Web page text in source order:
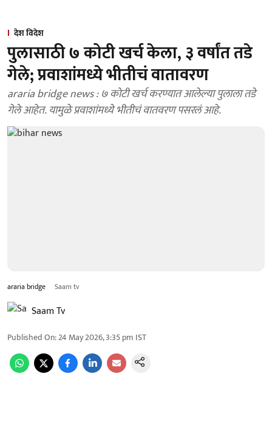
देश विदेश
पुलासाठी ७ कोटी खर्च केला, ३ वर्षांत तडे
गेले; प्रवाशांमध्ये भीतीचं वातावरण
araria bridge news : ७ कोटी खर्च करण्यात आलेल्या पुलाला तडे
गेले आहेत. यामुळे प्रवाशांमध्ये भीतीचं वातवरण पसरलं आहे.
araria bridge Saam tv
Saam Tv
Published On:24 May 2026, 3:35 pm IST